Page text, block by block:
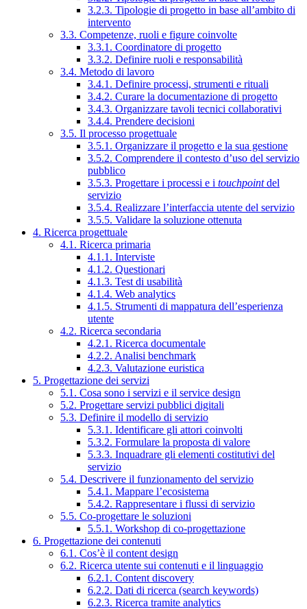
3.2.3. Tipologie di progetto in base all’ambito di
intervento
3.3. Competenze, ruoli e figure coinvolte
3.3.1. Coordinatore di progetto
3.3.2. Definire ruoli e responsabilità
3.4. Metodo di lavoro
3.4.1. Definire processi, strumenti e rituali
3.4.2. Curare la documentazione di progetto
3.4.3. Organizzare tavoli tecnici collaborativi
3.4.4. Prendere decisioni
3.5. Il processo progettuale
3.5.1. Organizzare il progetto e la sua gestione
3.5.2. Comprendere il contesto d’uso del servizio
pubblico
3.5.3. Progettare i processi e i touchpointdel
servizio
3.5.4. Realizzare l’interfaccia utente del servizio
3.5.5. Validare la soluzione ottenuta
4. Ricerca progettuale
4.1. Ricerca primaria
4.1.1. Interviste
4.1.2. Questionari
4.1.3. Test di usabilità
4.1.4. Web analytics
4.1.5. Strumenti di mappatura dell’esperienza
utente
4.2. Ricerca secondaria
4.2.1. Ricerca documentale
4.2.2. Analisi benchmark
4.2.3. Valutazione euristica
5. Progettazione dei servizi
5.1. Cosa sono i servizi e il service design
5.2. Progettare servizi pubblici digitali
5.3. Definire il modello di servizio
5.3.1. Identificare gli attori coinvolti
5.3.2. Formulare la proposta di valore
5.3.3. Inquadrare gli elementi costitutivi del
servizio
5.4. Descrivere il funzionamento del servizio
5.4.1. Mappare l’ecosistema
5.4.2. Rappresentare i flussi di servizio
5.5. Co-progettare le soluzioni
5.5.1. Workshop di co-progettazione
6. Progettazione dei contenuti
6.1. Cos’è il content design
6.2. Ricerca utente sui contenuti e il linguaggio
6.2.1. Content discovery
6.2.2. Dati di ricerca (search keywords)
6.2.3. Ricerca tramite analytics